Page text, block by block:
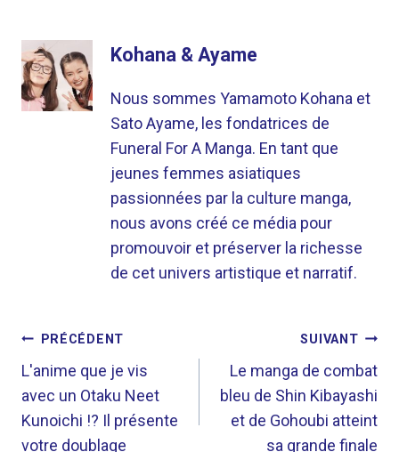
Kohana & Ayame
Nous sommes Yamamoto Kohana et
Sato Ayame, les fondatrices de
Funeral For A Manga. En tant que
jeunes femmes asiatiques
passionnées par la culture manga,
nous avons créé ce média pour
promouvoir et préserver la richesse
de cet univers artistique et narratif.
NAVIGATION
DE
L’ARTICLE
PRÉCÉDENT
L'anime que je vis
avec un Otaku Neet
Kunoichi !? Il présente
votre doublage
SUIVANT
Le manga de combat
bleu de Shin Kibayashi
et de Gohoubi atteint
sa grande finale